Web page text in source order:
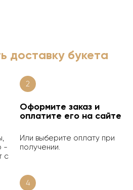
доставку букета
-
с
2
Оформите заказ и
оплатите его на сайте
Или выберите оплату при
получении.
4